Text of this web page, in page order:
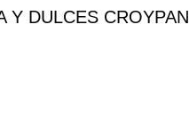
Y DULCES CROYPAN